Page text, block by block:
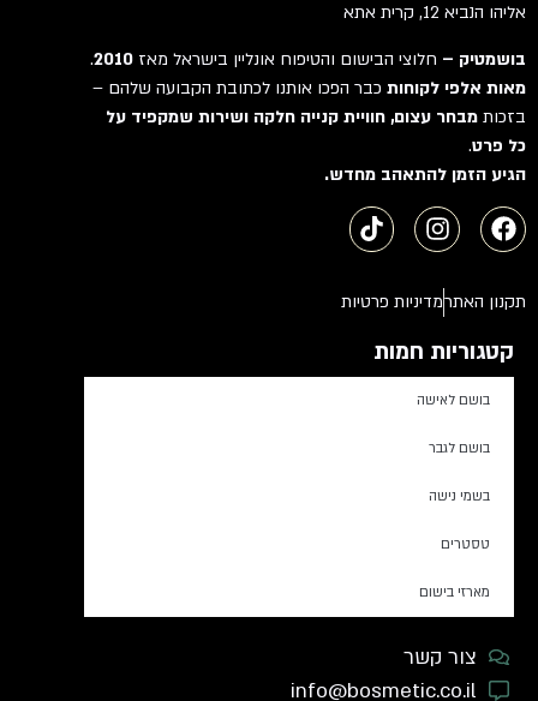
אליהו הנביא 12, קרית אתא
בושמטיק –חלוצי הבישום והטיפוח אונליין בישראל מאז2010
.
מאות אלפי לקוחותכבר הפכו אותנו לכתובת הקבועה שלהם –
בזכותמבחר עצום, חוויית קנייה חלקה ושירות שמקפיד על
כל פרט.
הגיע הזמן להתאהב מחדש.
תקנון האתרמדיניות פרטיות
קטגוריות חמות
בושם לאישה
בושם לגבר
בשמי נישה
טסטרים
מארזי בישום
צור קשר
info@bosmetic.co.il